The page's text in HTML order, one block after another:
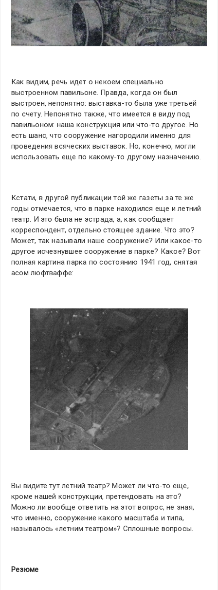
Как видим, речь идет о некоем специально
выстроенном павильоне. Правда, когда он был
выстроен, непонятно: выставка-то была уже третьей
по счету. Непонятно также, что имеется в виду под
павильоном: наша конструкция или что-то другое. Но
есть шанс, что сооружение нагородили именно для
проведения всяческих выставок. Но, конечно, могли
использовать еще по какому-то другому назначению.
Кстати, в другой публикации той же газеты за те же
годы отмечается, что в парке находился еще и летний
театр. И это была не эстрада, а, как сообщает
корреспондент, отдельно стоящее здание. Что это?
Может, так называли наше сооружение? Или какое-то
другое исчезнувшее сооружение в парке? Какое? Вот
полная картина парка по состоянию 1941 год, снятая
асом люфтваффе:
Вы видите тут летний театр? Может ли что-то еще,
кроме нашей конструкции, претендовать на это?
Можно ли вообще ответить на этот вопрос, не зная,
что именно, сооружение какого масштаба и типа,
называлось «летним театром»? Сплошные вопросы.
Резюме